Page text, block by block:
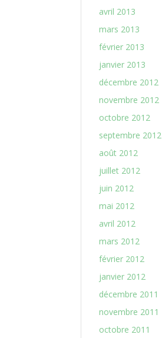
avril 2013
mars 2013
février 2013
janvier 2013
décembre 2012
novembre 2012
octobre 2012
septembre 2012
août 2012
juillet 2012
juin 2012
mai 2012
avril 2012
mars 2012
février 2012
janvier 2012
décembre 2011
novembre 2011
octobre 2011